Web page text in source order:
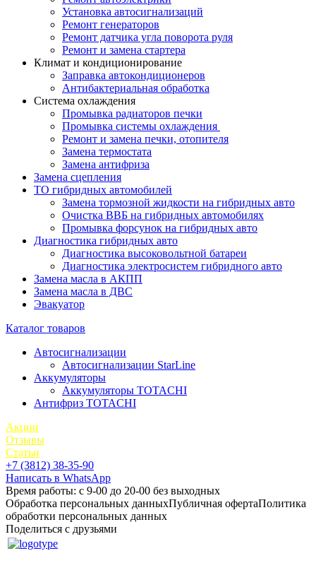
Установка автосигнализаций
Ремонт генераторов
Ремонт датчика угла поворота руля
Ремонт и замена стартера
Климат и кондиционирование
Заправка автокондиционеров
Антибактериальная обработка
Система охлаждения
Промывка радиаторов печки
Промывка системы охлаждения
Ремонт и замена печки, отопителя
Замена термостата
Замена антифриза
Замена сцепления
ТО гибридных автомобилей
Замена тормозной жидкости на гибридных авто
Очистка ВВБ на гибридных автомобилях
Промывка форсунок на гибридных авто
Диагностика гибридных авто
Диагностика высоковольтной батареи
Диагностика электросистем гибридного авто
Замена масла в АКПП
Замена масла в ДВС
Эвакуатор
Каталог товаров
Автосигнализации
Автосигнализации StarLine
Аккумуляторы
Аккумуляторы TOTACHI
Антифриз TOTACHI
Акции
Отзывы
Статьи
+7 (3812) 38-35-90
Написать в WhatsApp
Время работы: с 9-00 до 20-00 без выходных
Обработка персональных данныхПубличная офертаПолитика
обработки персональных данных
Поделиться с друзьями